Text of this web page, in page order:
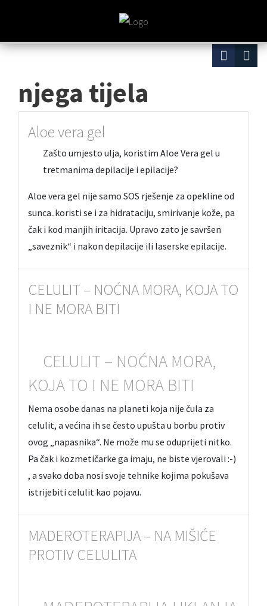
njega tijela
Aloe vera gel
Zašto umjesto ulja, koristim Aloe Vera gel u
tretmanima depilacije i epilacije?
Aloe vera gel nije samo SOS rješenje za opekline od
sunca..koristi se i za hidrataciju, smirivanje kože, pa
čak i kod manjih iritacija. Upravo zato je savršen
„saveznik“ i nakon depilacije ili laserske epilacije.
CELULIT – NOĆNA MORA, KOJA TO
I NE MORA BITI
CELULIT – NOĆNA MORA,
KOJA TO I NE MORA BITI
Nema osobe danas na planeti koja nije čula za
celulit, a većina ih se često upušta u borbu protiv
ovog „napasnika“. Ne može mu se oduprijeti nitko.
Pa čak i kozmetičarke ga imaju, ne biste vjerovali :-)
, a svako doba nosi svoje tehnike kojima pokušava
istrijebiti celulit kao pojavu.
MADEROTERAPIJA – NA MIŠIĆE
PROTIV CELULITA